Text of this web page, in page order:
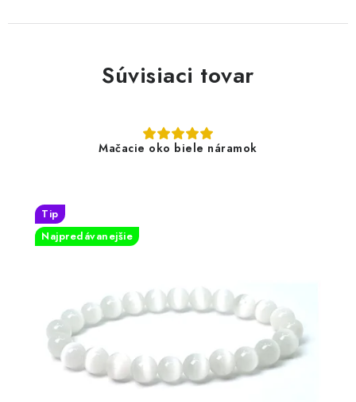
Súvisiaci tovar
Mačacie oko biele náramok
Tip
Najpredávanejšie